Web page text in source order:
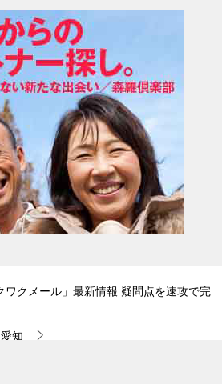
ワクメール」最新情報 疑問点を速攻で完
知